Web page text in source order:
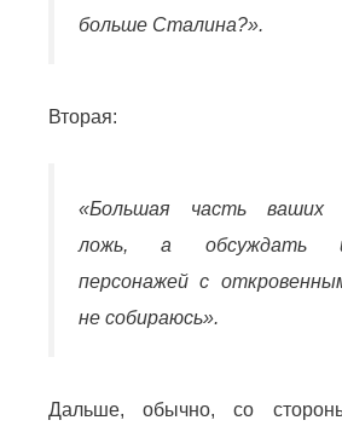
больше Сталина?».
Вторая:
«Большая часть ваших
ложь, а обсуждать
персонажей с
не собираюсь».
Дальше, обычно, со